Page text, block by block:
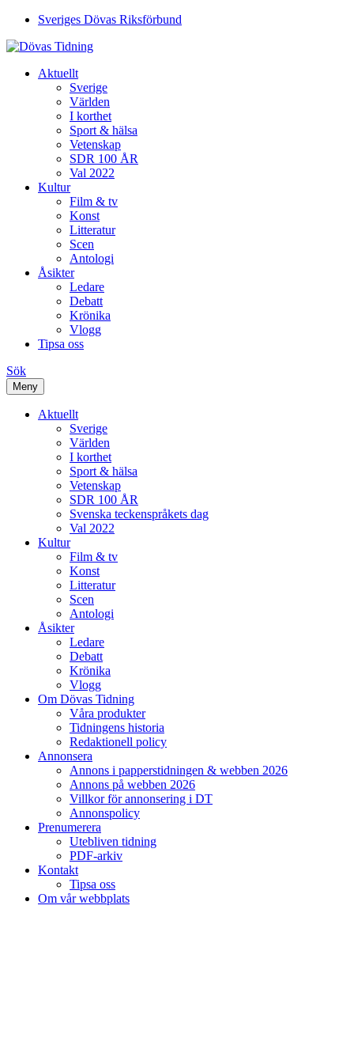
Sveriges Dövas Riksförbund
Aktuellt
Sverige
Världen
I korthet
Sport & hälsa
Vetenskap
SDR 100 ÅR
Val 2022
Kultur
Film & tv
Konst
Litteratur
Scen
Antologi
Åsikter
Ledare
Debatt
Krönika
Vlogg
Tipsa oss
Sök
Meny
Aktuellt
Sverige
Världen
I korthet
Sport & hälsa
Vetenskap
SDR 100 ÅR
Svenska teckenspråkets dag
Val 2022
Kultur
Film & tv
Konst
Litteratur
Scen
Antologi
Åsikter
Ledare
Debatt
Krönika
Vlogg
Om Dövas Tidning
Våra produkter
Tidningens historia
Redaktionell policy
Annonsera
Annons i papperstidningen & webben 2026
Annons på webben 2026
Villkor för annonsering i DT
Annonspolicy
Prenumerera
Utebliven tidning
PDF-arkiv
Kontakt
Tipsa oss
Om vår webbplats